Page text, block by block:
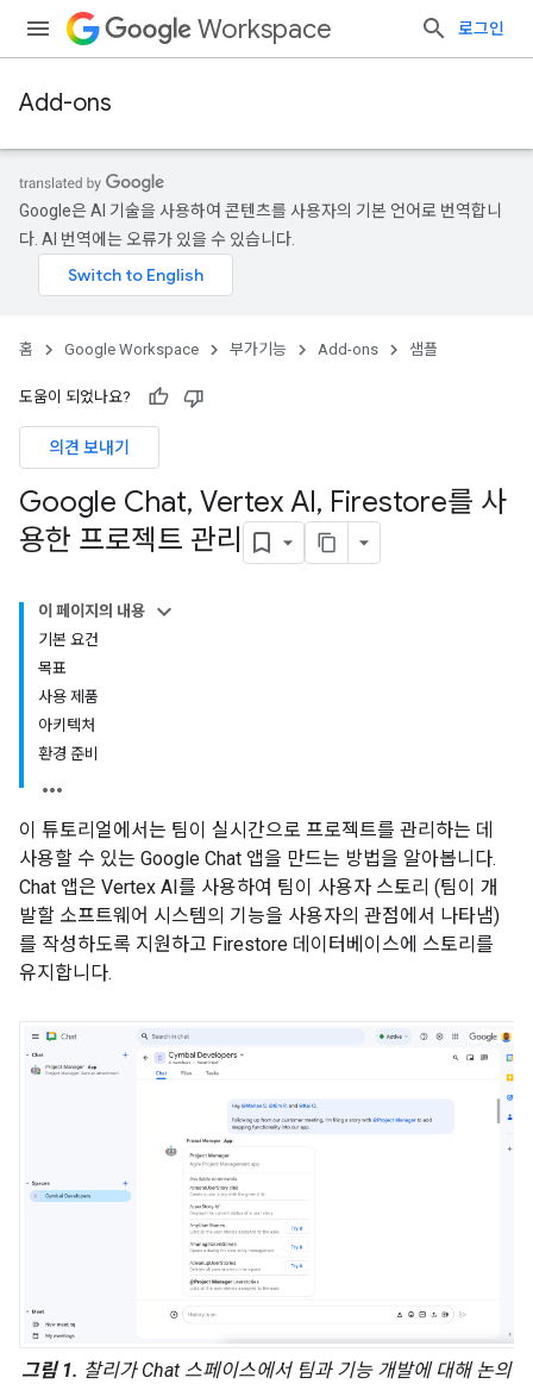
Workspace 로그인
Add-ons
Google은 AI 기술을 사용하여 콘텐츠를 사용자의 기본 언어로 번역합니
다. AI 번역에는 오류가 있을 수 있습니다.
홈 Google Workspace 부가기능 Add-ons 샘플
도움이 되었나요?
의견 보내기
Google Chat, Vertex AI, Firestore를 사
용한 프로젝트 관리
이 페이지의 내용
기본 요건
목표
사용 제품
아키텍처
환경 준비
이 튜토리얼에서는 팀이 실시간으로 프로젝트를 관리하는 데
사용할 수 있는 Google Chat 앱을 만드는 방법을 알아봅니다.
Chat 앱은 Vertex AI를 사용하여 팀이 사용자 스토리 (팀이 개
발할 소프트웨어 시스템의 기능을 사용자의 관점에서 나타냄)
를 작성하도록 지원하고 Firestore 데이터베이스에 스토리를
유지합니다.
그림 1. 찰리가 Chat 스페이스에서 팀과 기능 개발에 대해 논의